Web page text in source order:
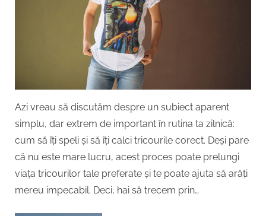
îți
calci
tricourile
corect
Azi vreau să discutăm despre un subiect aparent
simplu, dar extrem de important în rutina ta zilnică:
cum să îți speli și să îți calci tricourile corect. Deși pare
că nu este mare lucru, acest proces poate prelungi
viața tricourilor tale preferate și te poate ajuta să arăți
mereu impecabil. Deci, hai să trecem prin…